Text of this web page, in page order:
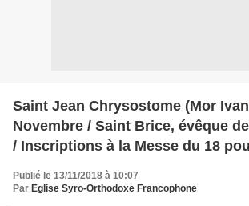
Saint Jean Chrysostome (Mor
Novembre / Saint Brice, évêque
/ Inscriptions à la Messe du 18
Charbel) /Christ est parmi nous !
Publié le 13/11/2018 à 10:07
Par Eglise Syro-Orthodoxe Francophone